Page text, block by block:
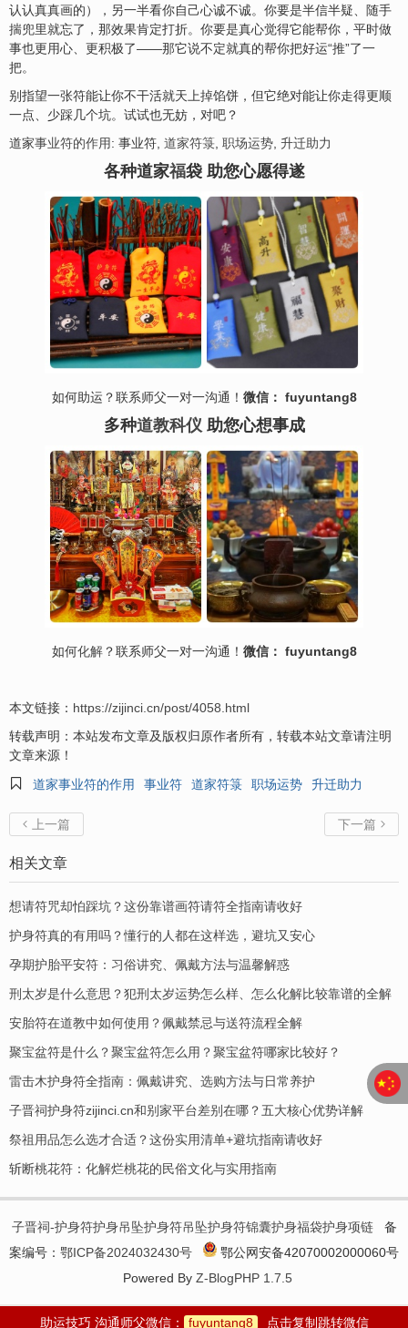
认认真真画的），另一半看你自己心诚不诚。你要是半信半疑、随手
揣兜里就忘了，那效果肯定打折。你要是真心觉得它能帮你，平时做
事也更用心、更积极了——那它说不定就真的帮你把好运“推”了一
把。
别指望一张符能让你不干活就天上掉馅饼，但它绝对能让你走得更顺
一点、少踩几个坑。试试也无妨，对吧？
道家事业符的作用: 事业符, 道家符箓, 职场运势, 升迁助力
各种道家福袋 助您心愿得遂
如何助运？联系师父一对一沟通！ 微信： fuyuntang8
多种道教科仪助您心想事成
如何化解？联系师父一对一沟通！ 微信： fuyuntang8
本文链接： https://zijinci.cn/post/4058.html
转载声明：本站发布文章及版权归原作者所有，转载本站文章请注明
文章来源！

道家事业符的作用 事业符 道家符箓 职场运势 升迁助力
 上一篇 下一篇 
相关文章
想请符咒却怕踩坑？这份靠谱画符请符全指南请收好
护身符真的有用吗？懂行的人都在这样选，避坑又安心
孕期护胎平安符：习俗讲究、佩戴方法与温馨解惑
刑太岁是什么意思？犯刑太岁运势怎么样、怎么化解比较靠谱的全解
安胎符在道教中如何使用？佩戴禁忌与送符流程全解
聚宝盆符是什么？聚宝盆符怎么用？聚宝盆符哪家比较好？
​雷击木护身符全指南：佩戴讲究、选购方法与日常养护
子晋祠护身符zijinci.cn和别家平台差别在哪？五大核心优势详解
祭祖用品怎么选才合适？这份实用清单+避坑指南请收好
斩断桃花符：化解烂桃花的民俗文化与实用指南
子晋祠-护身符护身吊坠护身符吊坠护身符锦囊护身福袋护身项链备
案编号： 鄂ICP备2024032430号
鄂公网安备42070002000060号
Powered By Z-BlogPHP 1.7.5
助运技巧 沟通师父微信： fuyuntang8 点击复制跳转微信